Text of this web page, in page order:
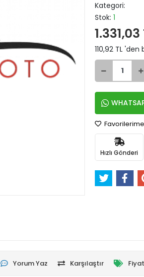
Kategori:
Stok: 1
1.331,03
110,92 TL
Hızlı Gönderi
Yorum Yaz Karşılaştır